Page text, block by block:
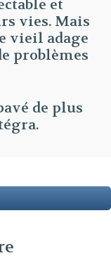
et
vies. Mais
vieil adage
problèmes
de plus